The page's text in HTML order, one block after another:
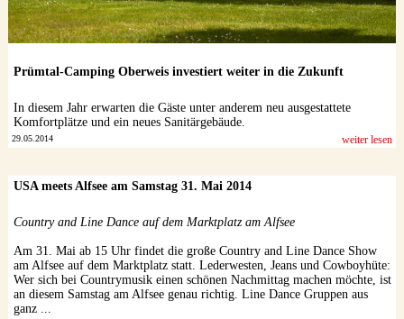
Prümtal-Camping Oberweis investiert weiter in die Zukunft
In diesem Jahr erwarten die Gäste unter anderem neu ausgestattete
Komfortplätze und ein neues Sanitärgebäude.
29.05.2014 weiter lesen
USA meets Alfsee am Samstag 31. Mai 2014
Country and Line Dance auf dem Marktplatz am Alfsee
Am 31. Mai ab 15 Uhr findet die große Country and Line Dance Show
am Alfsee auf dem Marktplatz statt. Lederwesten, Jeans und Cowboyhüte:
Wer sich bei Countrymusik einen schönen Nachmittag machen möchte, ist
an diesem Samstag am Alfsee genau richtig. Line Dance Gruppen aus
ganz ...